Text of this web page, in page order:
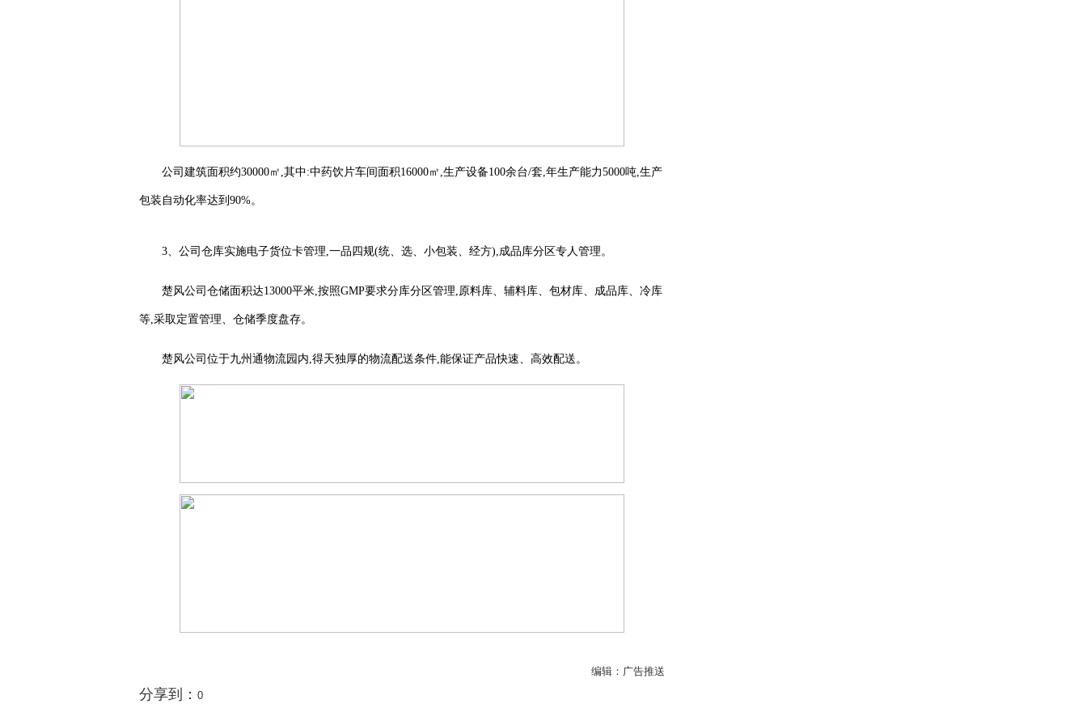
公司建筑面积约30000㎡,其中:中药饮片车间面积16000㎡,生产设备100余台/套,年生产能力5000吨,生产
包装自动化率达到90%。
3、公司仓库实施电子货位卡管理,一品四规(统、选、小包装、经方),成品库分区专人管理。
楚风公司仓储面积达13000平米,按照GMP要求分库分区管理,原料库、辅料库、包材库、成品库、冷库
等,采取定置管理、仓储季度盘存。
楚风公司位于九州通物流园内,得天独厚的物流配送条件,能保证产品快速、高效配送。
编辑：广告推送
分享到： 0